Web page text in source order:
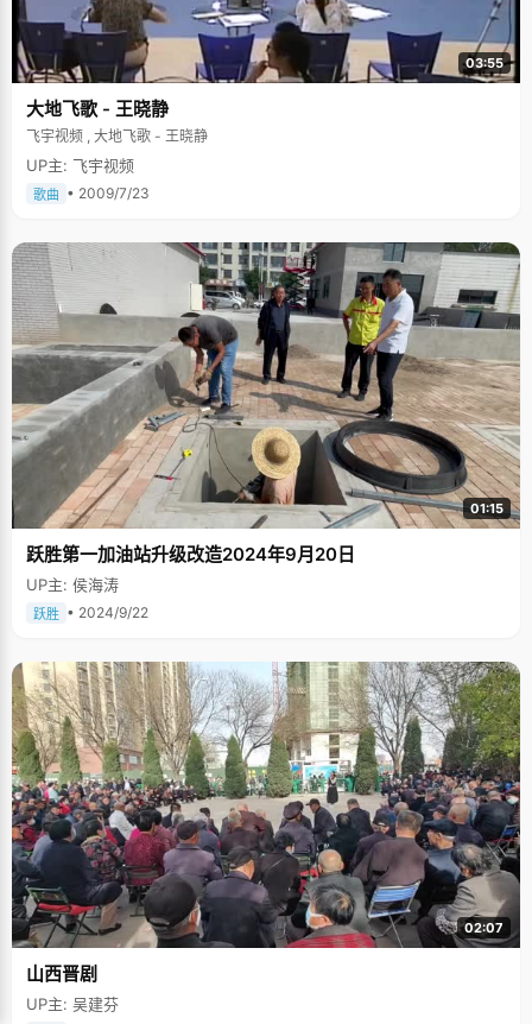
03:55
大地飞歌 - 王晓静
飞宇视频 , 大地飞歌 - 王晓静
UP主: 飞宇视频
歌曲 • 2009/7/23
01:15
跃胜第一加油站升级改造2024年9月20日
UP主: 侯海涛
跃胜 • 2024/9/22
02:07
山西晋剧
UP主: 吴建芬